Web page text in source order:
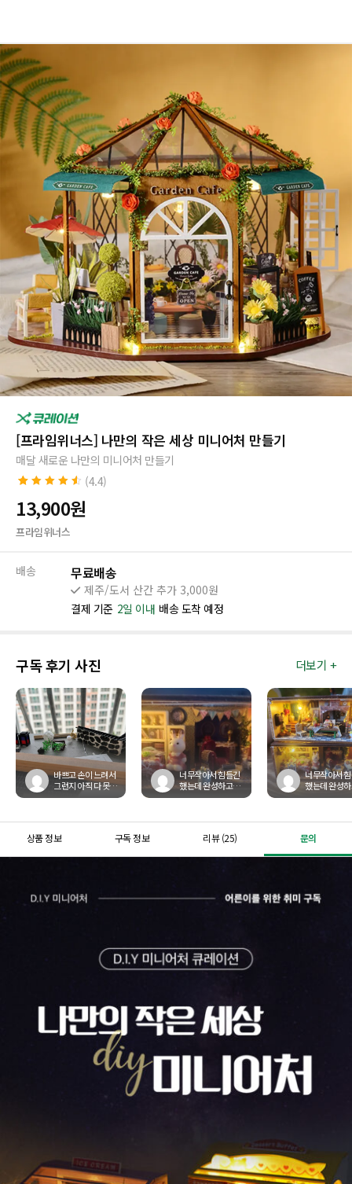
[프라임위너스] 나만의 작은 세상 미니어처 만들기
매달 새로운 나만의 미니어처 만들기
4.4
객 평가를 기
준으로 5점
만점에 점으
(4.4)
13,900원
프라임위너스
배송 무료배송
제주/도서 산간 추가 3,000원
결제 기준 2일 이내 배송 도착 예정
구독 후기 사진 더보기 +
바쁘고 손이 느려서
그런지 아직 다 못만
들었지만 만들 때마
너무작아서 힘들긴
했는데 완성하고보
니 뿌듯했어요
너무작아서
했는데 완성
니 뿌듯했어요
상품 정보 구독 정보 리뷰 (25) 문의